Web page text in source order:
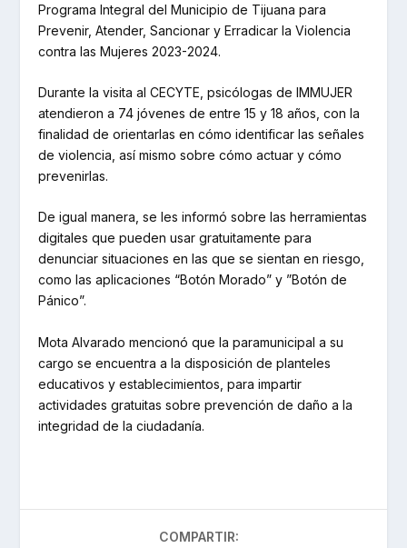
Programa Integral del Municipio de Tijuana para
Prevenir, Atender, Sancionar y Erradicar la Violencia
contra las Mujeres 2023-2024.
Durante la visita al CECYTE, psicólogas de IMMUJER
atendieron a 74 jóvenes de entre 15 y 18 años, con la
finalidad de orientarlas en cómo identificar las señales
de violencia, así mismo sobre cómo actuar y cómo
prevenirlas.
De igual manera, se les informó sobre las herramientas
digitales que pueden usar gratuitamente para
denunciar situaciones en las que se sientan en riesgo,
como las aplicaciones “Botón Morado” y ”Botón de
Pánico”.
Mota Alvarado mencionó que la paramunicipal a su
cargo se encuentra a la disposición de planteles
educativos y establecimientos, para impartir
actividades gratuitas sobre prevención de daño a la
integridad de la ciudadanía.
COMPARTIR: